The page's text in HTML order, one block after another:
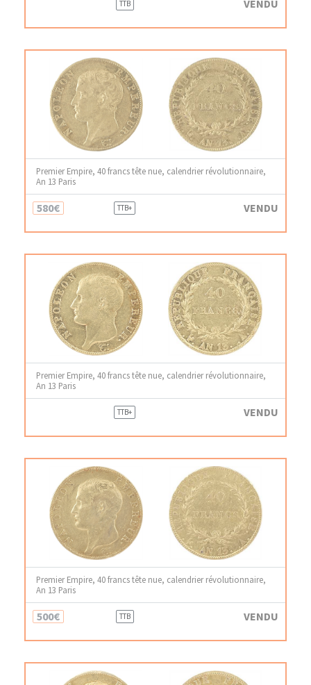
TTB VENDU
Premier Empire, 40 francs tête nue, calendrier révolutionnaire,
An 13 Paris
580€ TTB+ VENDU
Premier Empire, 40 francs tête nue, calendrier révolutionnaire,
An 13 Paris
TTB+ VENDU
Premier Empire, 40 francs tête nue, calendrier révolutionnaire,
An 13 Paris
500€ TTB VENDU